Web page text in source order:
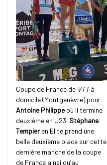
Coupe de France de VTTà
domicile (Montgenèvre) pour
Antoine Philippe où il termine
deuxième en U23. Stéphane
Tempieren Elite prend une
belle deuxième place sur cette
dernière manche de la coupe
de France ainsi qu’au